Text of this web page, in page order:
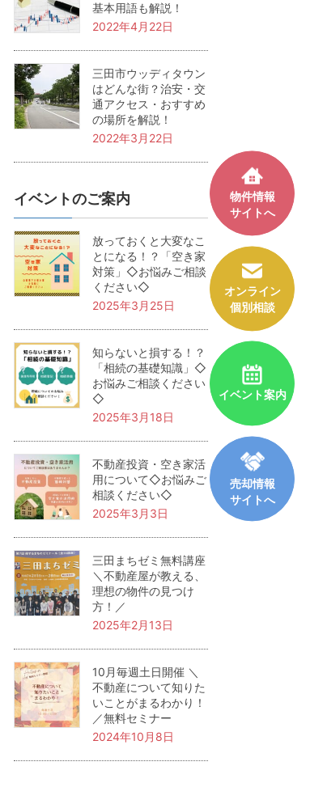
基本用語も解説！
2022年4月22日
三田市ウッディタウン
はどんな街？治安・交
通アクセス・おすすめ
の場所を解説！
2022年3月22日
イベントのご案内
放っておくと大変なこ
とになる！？「空き家
対策」◇お悩みご相談
ください◇
2025年3月25日
知らないと損する！？
「相続の基礎知識」◇
お悩みご相談ください
◇
2025年3月18日
不動産投資・空き家活
用について◇お悩みご
相談ください◇
2025年3月3日
三田まちゼミ無料講座
＼不動産屋が教える、
理想の物件の見つけ
方！／
2025年2月13日
10月毎週土日開催 ＼
不動産について知りた
いことがまるわかり！
／無料セミナー
2024年10月8日
物件情報
サイトへ
オンライン
個別相談
イベント案内
売却情報
サイトへ